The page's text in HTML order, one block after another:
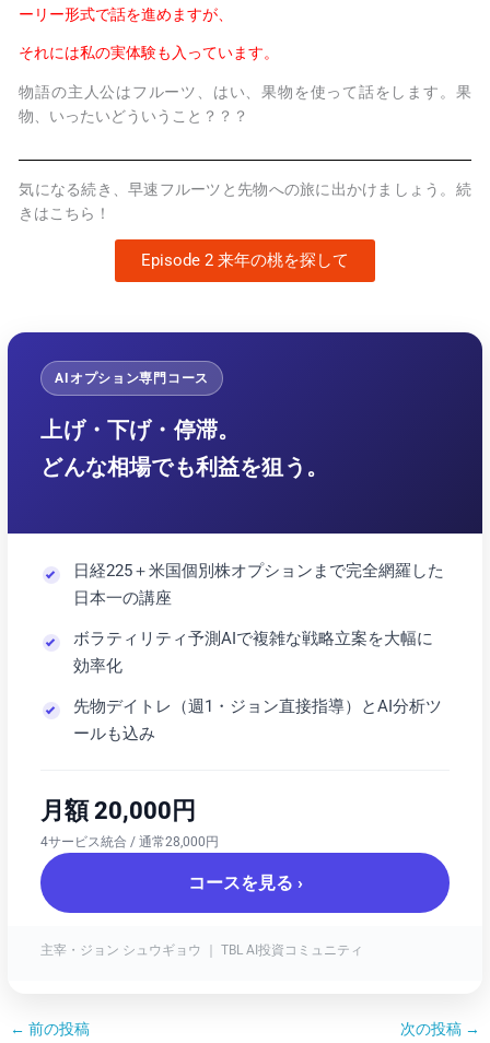
ーリー形式で話を進めますが、
それには私の実体験も入っています。
物語の主人公はフルーツ、はい、果物を使って話をします。果
物、いったいどういうこと？？？
気になる続き、早速フルーツと先物への旅に出かけましょう。続
きはこちら！
Episode 2 来年の桃を探して
AIオプション専門コース
上げ・下げ・停滞。
どんな相場でも利益を狙う。
日経225＋米国個別株オプションまで完全網羅した
日本一の講座
ボラティリティ予測AIで複雑な戦略立案を大幅に
効率化
先物デイトレ（週1・ジョン直接指導）とAI分析ツ
ールも込み
月額 20,000円
4サービス統合 / 通常28,000円
コースを見る ›
主宰・ジョン シュウギョウ ｜ TBL AI投資コミュニティ
← 前の投稿 次の投稿 →